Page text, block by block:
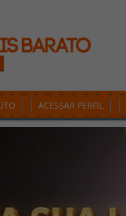
ACESSAR PERFIL